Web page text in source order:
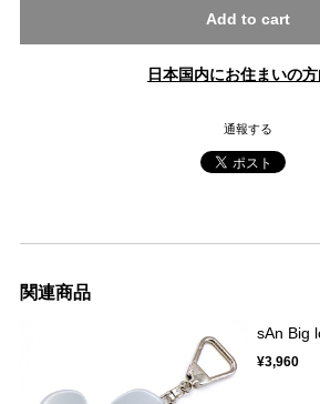
Add to cart
日本国内にお住まいの
通報する
関連商品
sAn Big
¥3,960